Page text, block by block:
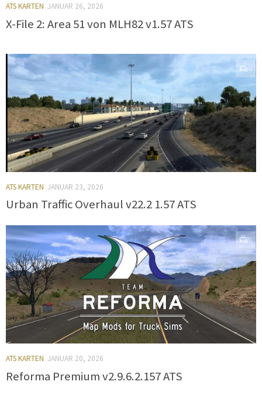
ATS KARTEN JANUAR 26, 2026
X-File 2: Area 51 von MLH82 v1.57 ATS
0
ATS KARTEN JANUAR 23, 2026
Urban Traffic Overhaul v22.2 1.57 ATS
0
ATS KARTEN JANUAR 20, 2026
Reforma Premium v2.9.6.2.157 ATS